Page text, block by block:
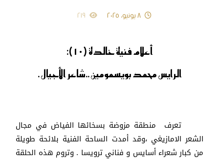
٨ يونيو، ٢٠٢٥ ٢١٩
أعلام فنية خالدة (١٠):
الرايس محمد بويسمومين ..شاعر الأجيال .
تعرف منطقة مزوضة بسخائها الفياض في مجال
الشعر الامازيغي ،وقد أمدت الساحة الفنية بلائحة طويلة
من كبار شعراء أسايس و فناني ترويسا . وتروم هذه الحلقة